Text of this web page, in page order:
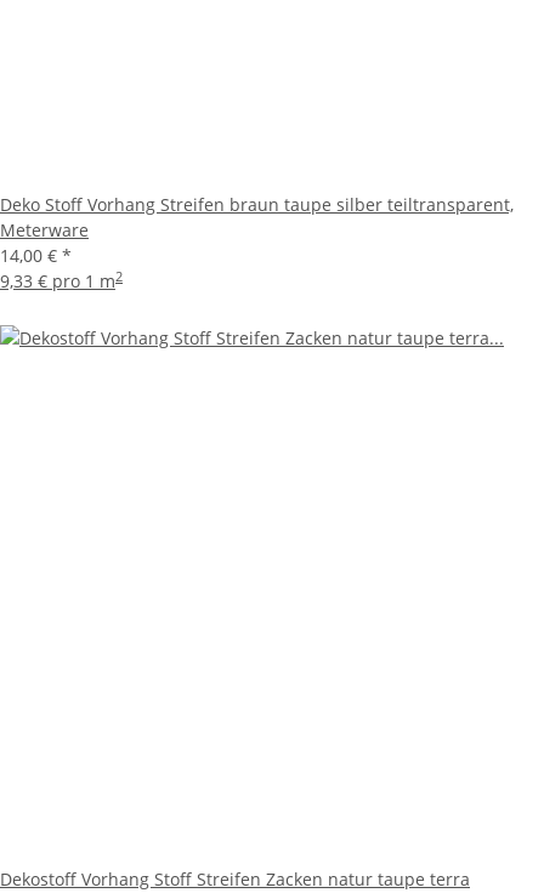
Deko Stoff Vorhang Streifen braun taupe silber teiltransparent,
Meterware
14,00 € *
9,33 € pro 1 m2
Dekostoff Vorhang Stoff Streifen Zacken natur taupe terra